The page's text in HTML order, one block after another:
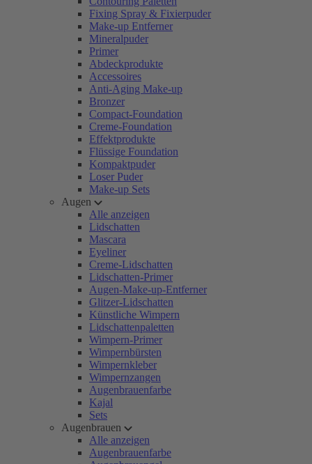
Fixing Spray & Fixierpuder
Make-up Entferner
Mineralpuder
Primer
Abdeckprodukte
Accessoires
Anti-Aging Make-up
Bronzer
Compact-Foundation
Creme-Foundation
Effektprodukte
Flüssige Foundation
Kompaktpuder
Loser Puder
Make-up Sets
Augen
Alle anzeigen
Lidschatten
Mascara
Eyeliner
Creme-Lidschatten
Lidschatten-Primer
Augen-Make-up-Entferner
Glitzer-Lidschatten
Künstliche Wimpern
Lidschattenpaletten
Wimpern-Primer
Wimpernbürsten
Wimpernkleber
Wimpernzangen
Augenbrauenfarbe
Kajal
Sets
Augenbrauen
Alle anzeigen
Augenbrauenfarbe